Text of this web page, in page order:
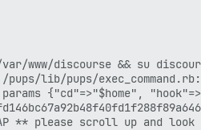
var/www/discourse && su
lib/pups/
{"cd"=>"$home",
** please scroll up and